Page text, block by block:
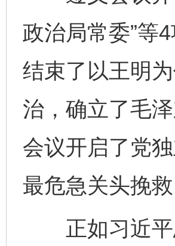
政治局常委”等
结束了以王明
治，确立了毛
会议开启了党
最危急关头挽
正如习近平